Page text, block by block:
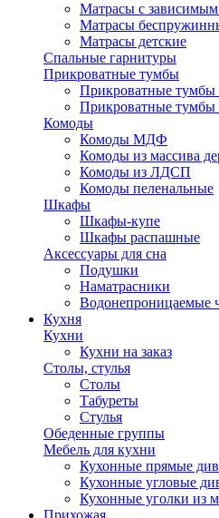
Матрасы с
Матрасы
Матрасы детские
Спальные гарнитуры
Прикроватные тумбы
Прикроватные тумбы
Прикроватные
Комоды
Комоды МДФ
Комоды из массива
Комоды из ЛДСП
Комоды пеленальные
Шкафы
Шкафы-купе
Шкафы распашные
Аксессуары для сна
Подушки
Наматрасники
Водонепроницаемые
Кухня
Кухни
Кухни на заказ
Столы, стулья
Столы
Табуреты
Стулья
Обеденные группы
Мебель для кухни
Кухонные прямые
Кухонные угловые
Кухонные уголки из
Прихожая